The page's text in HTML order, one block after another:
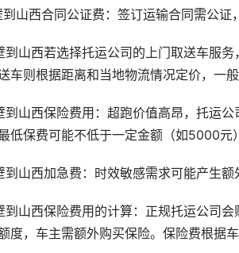
到山西合同公证费：签订运输合同需公证
到山西若选择托运公司的上门取送车服
车则根据距离和当地物流情况定价，一
到山西保险费用：超跑价值高昂，托运
低保费可能不低于一定金额（如5000元
到山西加急费：时效敏感需求可能产生额
到山西保险费用的计算：正规托运公司
度，车主需额外购买保险。保险费根据